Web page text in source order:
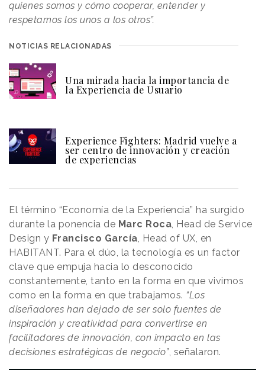
quienes somos y cómo cooperar, entender y
respetarnos los unos a los otros”.
NOTICIAS RELACIONADAS
Una mirada hacia la importancia de
la Experiencia de Usuario
Experience Fighters: Madrid vuelve a
ser centro de innovación y creación
de experiencias
El término “Economía de la Experiencia” ha surgido
durante la ponencia de Marc Roca, Head de Service
Design y Francisco García, Head of UX, en
HABITANT. Para el dúo, la tecnología es un factor
clave que empuja hacia lo desconocido
constantemente, tanto en la forma en que vivimos
como en la forma en que trabajamos. “Los
diseñadores han dejado de ser solo fuentes de
inspiración y creatividad para convertirse en
facilitadores de innovación, con impacto en las
decisiones estratégicas de negocio”, señalaron.